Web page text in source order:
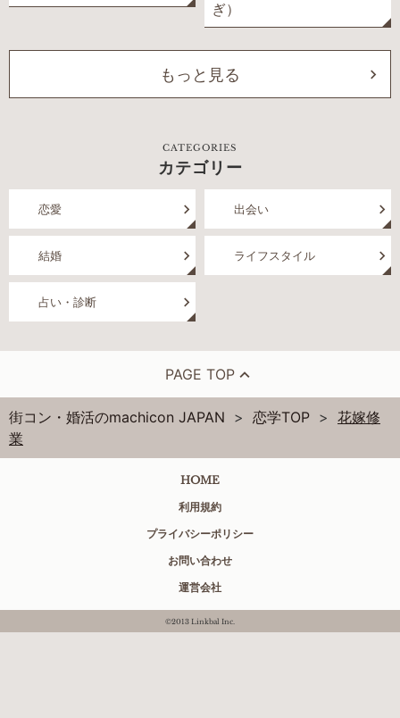
もっと見る
CATEGORIES
カテゴリー
恋愛 出会い
結婚 ライフスタイル
占い・診断
PAGE TOP
街コン・婚活のmachicon JAPAN 恋学TOP
花嫁修
業
HOME
利用規約
プライバシーポリシー
お問い合わせ
運営会社
©2013 Linkbal Inc.